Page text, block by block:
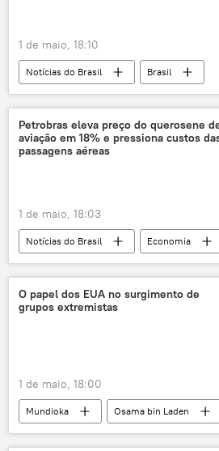
1 de maio, 18:10
Notícias do Brasil
Brasil
Luiz Inácio Lula da Silva
Lindberg
Edinho Silva
Congresso
Supremo Tribunal Federal (STF)
Petrobras eleva preço do querosene
aviação em 18% e pressiona custos
passagens aéreas
1 de maio, 18:03
Notícias do Brasil
Economia
Petrobras
preço do petróleo
campos de petróleo
exploração
Brasil
querosene
preço
O papel dos EUA no surgimento de
grupos extremistas
1 de maio, 18:00
Mundioka
Osama bin Laden
Estados Unidos
Al-Qaeda